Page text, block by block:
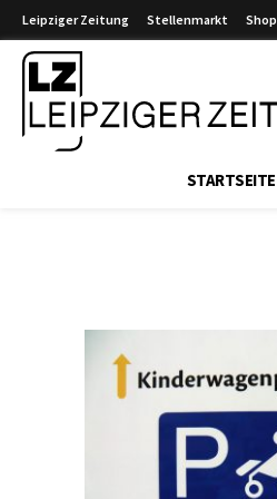
Leipziger Zeitung Stellenmarkt Shop
STARTSEITE